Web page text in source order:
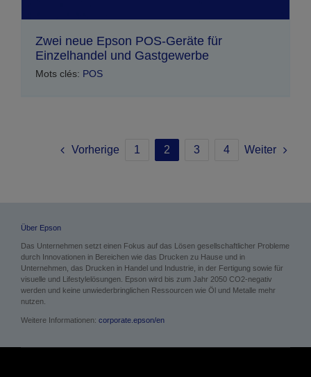
Zwei neue Epson POS-Geräte für
Einzelhandel und Gastgewerbe
Mots clés: POS
Vorherige 1 2 3 4 Weiter
Über Epson
Das Unternehmen setzt einen Fokus auf das Lösen gesellschaftlicher Probleme
durch Innovationen in Bereichen wie das Drucken zu Hause und in
Unternehmen, das Drucken in Handel und Industrie, in der Fertigung sowie für
visuelle und Lifestylelösungen. Epson wird bis zum Jahr 2050 CO2-negativ
werden und keine unwiederbringlichen Ressourcen wie Öl und Metalle mehr
nutzen.
Weitere Informationen: corporate.epson/en